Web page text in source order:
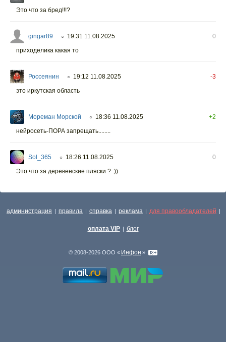
Это что за бред!!!?
gingar89 ○ 19:31 11.08.2025
0
приходелика какая то
Россеянин ○ 19:12 11.08.2025
-3
это иркутская область
Мореман Морской ○ 18:36 11.08.2025
+2
нейросеть-ПОРА запрещать........
Sol_365 ○ 18:26 11.08.2025
0
Это что за деревенские пляски ? :))
администрация | правила | справка | реклама | для правообладателей |
оплата VIP | блог
© 2008-2026 ООО « Инфон »